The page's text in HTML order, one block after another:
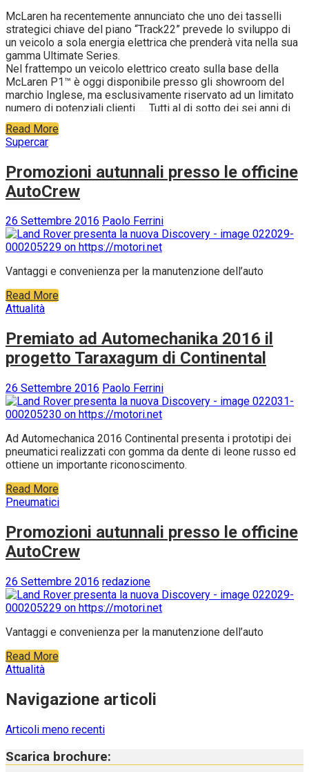
McLaren ha recentemente annunciato che uno dei tasselli
strategici chiave del piano “Track22” prevede lo sviluppo di
un veicolo a sola energia elettrica che prenderà vita nella sua
gamma Ultimate Series.
Nel frattempo un veicolo elettrico creato sulla base della
McLaren P1™ è oggi disponibile presso gli showroom del
marchio Inglese, ma esclusivamente riservato ad un limitato
numero di potenziali clienti……Tutti al di sotto dei sei anni di
età. Questa per il momento la strategia ufficiale.
Read More
Supercar
Promozioni autunnali presso le officine
AutoCrew
26 Settembre 2016 Paolo Ferrini
Vantaggi e convenienza per la manutenzione dell’auto
Read More
Attualità
Premiato ad Automechanika 2016 il
progetto Taraxagum di Continental
26 Settembre 2016 Paolo Ferrini
Ad Automechanica 2016 Continental presenta i prototipi dei
pneumatici realizzati con gomma da dente di leone russo ed
ottiene un importante riconoscimento.
Read More
Pneumatici
Promozioni autunnali presso le officine
AutoCrew
26 Settembre 2016 redazione
Vantaggi e convenienza per la manutenzione dell’auto
Read More
Attualità
Navigazione articoli
Articoli meno recenti
Scarica brochure: